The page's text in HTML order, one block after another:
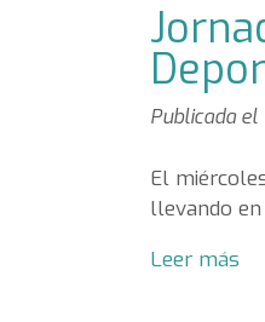
Publicada el
El
llevando
Leer más